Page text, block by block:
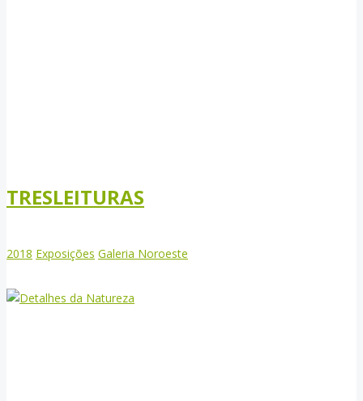
TRESLEITURAS
2018 Exposições Galeria Noroeste